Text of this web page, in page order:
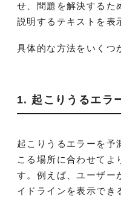
せ、問題を解決するた
説明するテキストを表
具体的な方法をいくつ
1. 起こりうるエラ
起こりうるエラーを予
こる場所に合わせてよ
す。例えば、ユーザー
イドラインを表示でき